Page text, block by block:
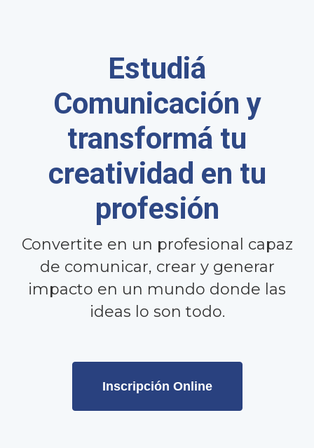
Estudiá
Comunicación y
transformá tu
creatividad en tu
profesión
Convertite en un profesional capaz
de comunicar, crear y generar
impacto en un mundo donde las
ideas lo son todo.
Inscripción Online